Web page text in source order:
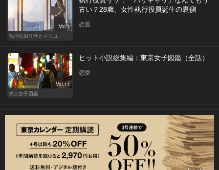
Vol.1
執行役員リサとマリコ
古い？28歳、女性執行役員誕生の裏側
恋愛
Vol.11
東京女子図鑑
ヒット小説総集編：東京女子図鑑（全話）
恋愛